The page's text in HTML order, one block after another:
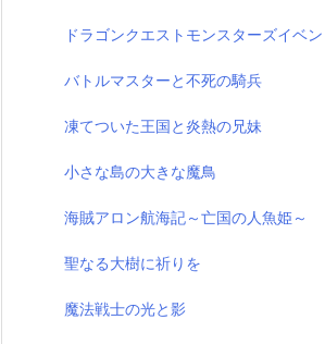
ドラゴンクエストモンスターズイベン
バトルマスターと不死の騎兵
凍てついた王国と炎熱の兄妹
小さな島の大きな魔鳥
海賊アロン航海記～亡国の人魚姫～
聖なる大樹に祈りを
魔法戦士の光と影